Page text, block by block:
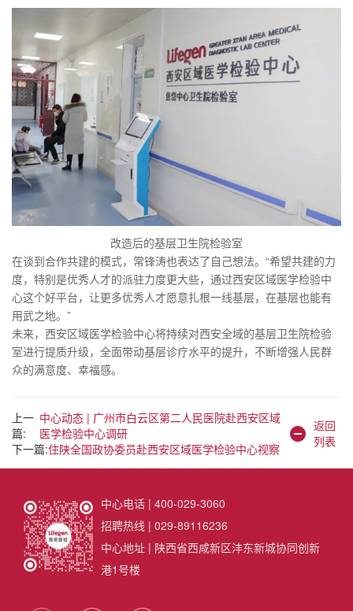
改造后的基层卫生院检验室
在谈到合作共建的模式，常锋涛也表达了自己想法。“希望共建的力
度，特别是优秀人才的派驻力度更大些，通过西安区域医学检验中
心这个好平台，让更多优秀人才愿意扎根一线基层，在基层也能有
用武之地。”
未来，西安区域医学检验中心将持续对西安全域的基层卫生院检验
室进行提质升级，全面带动基层诊疗水平的提升，不断增强人民群
众的满意度、幸福感。
上一
篇:
中心动态 | 广州市白云区第二人民医院赴西安区域
医学检验中心调研
下一篇:住陕全国政协委员赴西安区域医学检验中心视察
返回
列表
中心电话 | 400-029-3060
招聘热线 | 029-89116236
中心地址 | 陕西省西咸新区沣东新城协同创新
港1号楼